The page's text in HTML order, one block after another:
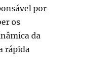
por
os
da
rápida